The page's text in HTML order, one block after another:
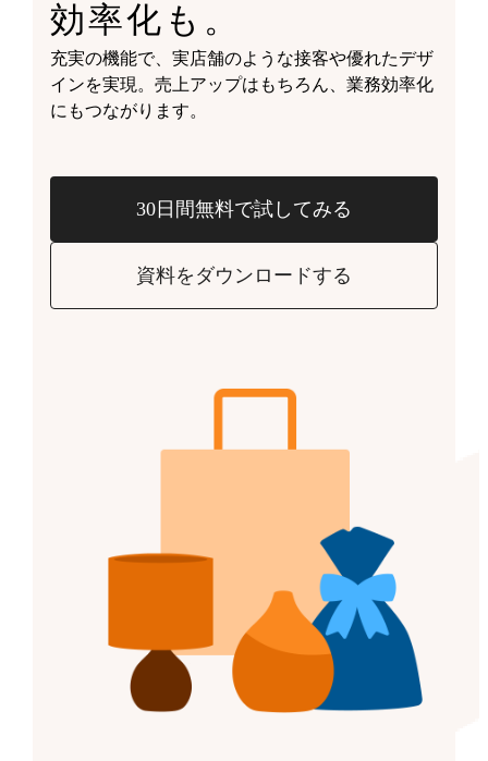
効率化も。
充実の機能で、実店舗のような接客や優れたデザ
インを実現。売上アップはもちろん、業務効率化
にもつながります。
30日間無料で試してみる
資料をダウンロードする